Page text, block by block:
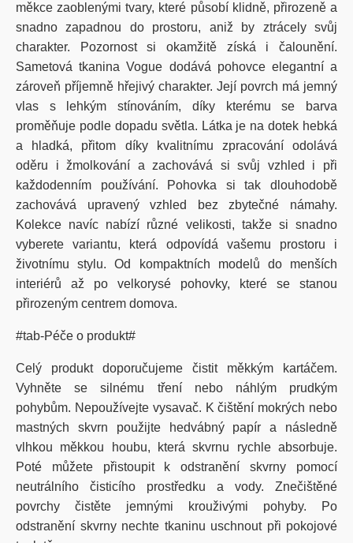
měkce zaoblenými tvary, které působí klidně, přirozeně a
snadno zapadnou do prostoru, aniž by ztrácely svůj
charakter. Pozornost si okamžitě získá i čalounění.
Sametová tkanina Vogue dodává pohovce elegantní a
zároveň příjemně hřejivý charakter. Její povrch má jemný
vlas s lehkým stínováním, díky kterému se barva
proměňuje podle dopadu světla. Látka je na dotek hebká
a hladká, přitom díky kvalitnímu zpracování odolává
oděru i žmolkování a zachovává si svůj vzhled i při
každodenním používání. Pohovka si tak dlouhodobě
zachovává upravený vzhled bez zbytečné námahy.
Kolekce navíc nabízí různé velikosti, takže si snadno
vyberete variantu, která odpovídá vašemu prostoru i
životnímu stylu. Od kompaktních modelů do menších
interiérů až po velkorysé pohovky, které se stanou
přirozeným centrem domova.
#tab-Péče o produkt#
Celý produkt doporučujeme čistit měkkým kartáčem.
Vyhněte se silnému tření nebo náhlým prudkým
pohybům. Nepoužívejte vysavač. K čištění mokrých nebo
mastných skvrn použijte hedvábný papír a následně
vlhkou měkkou houbu, která skvrnu rychle absorbuje.
Poté můžete přistoupit k odstranění skvrny pomocí
neutrálního čisticího prostředku a vody. Znečištěné
povrchy čistěte jemnými krouživými pohyby. Po
odstranění skvrny nechte tkaninu uschnout při pokojové